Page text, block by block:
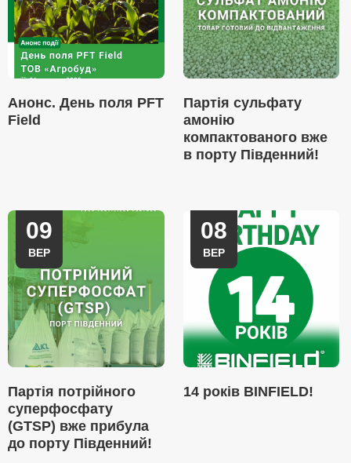
Анонс. День поля PFT
Field
Партія сульфату
амонію
компактованого вже
в порту Південний!
09
ВЕР
Партія потрійного
суперфосфату
(GTSP) вже прибула
до порту Південний!
08
ВЕР
14 років BINFIELD!